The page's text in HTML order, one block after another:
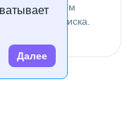
Далее
по заданным
условия поиска.